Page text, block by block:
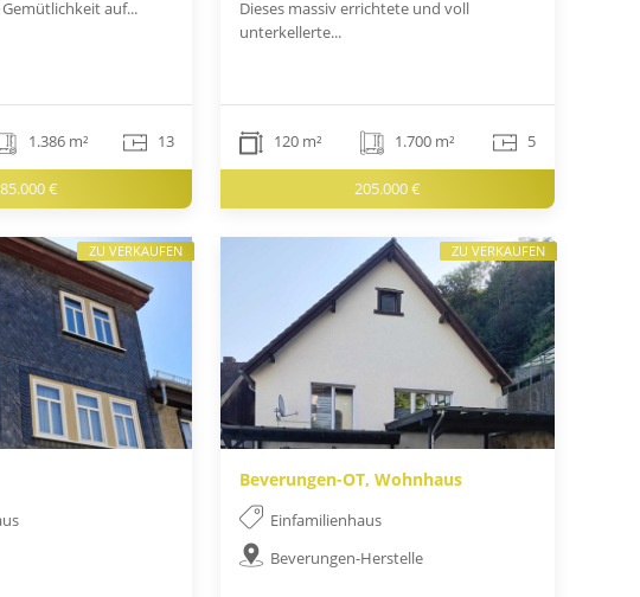
auf...
1.386 m² 13
€
Dieses massiv errichtete und voll
unterkellerte...
120 m² 1.700 m² 5
205.000 €
ZU VERKAUFEN
Beverungen-OT, Wohnhaus
Einfamilienhaus
Beverungen-Herstelle
ZU VERKAUFEN